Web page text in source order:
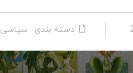
دسته بندی : سیاسی